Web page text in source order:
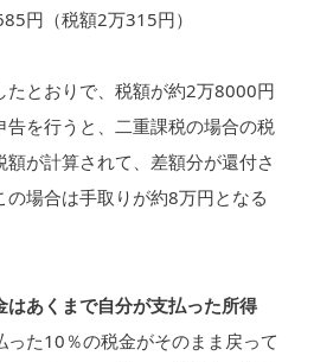
円（税額2万315円）
たとおりで、税額が約2万8000円
告を行うと、二重課税の場合の税
が計算されて、差額分が還付さ
場合は手取りが約8万円となる
はあくまで自分が支払った所得
った10％の税金がそのまま戻って